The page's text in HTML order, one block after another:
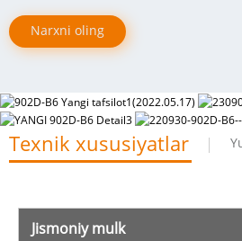
Narxni oling
Texnik xususiyatlar
Jismoniy mulk